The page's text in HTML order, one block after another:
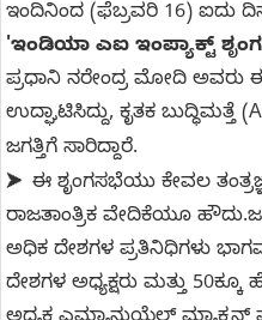
ಇಂದಿನಿಂದ (ಫೆಬ್ರವರಿ 16) ಐದು
'ಇಂಡಿಯಾ ಎಐ ಇಂಪ್ಯಾಕ್ಟ್
ಪ್ರಧಾನಿ ನರೇಂದ್ರ ಮೋದಿ ಅವರು
ಉದ್ಘಾಟಿಸಿದ್ದು, ಕೃತಕ ಬುದ್ಧಿಮತ್ತೆ
ಜಗತ್ತಿಗೆ ಸಾರಿದ್ದಾರೆ.
➤ ಈ ಶೃಂಗಸಭೆಯು ಕೇವಲ
ರಾಜತಾಂತ್ರಿಕ ವೇದಿಕೆಯೂ
ಅಧಿಕ ದೇಶಗಳ ಪ್ರತಿನಿಧಿಗಳು
ದೇಶಗಳ ಅಧ್ಯಕ್ಷರು ಮತ್ತು